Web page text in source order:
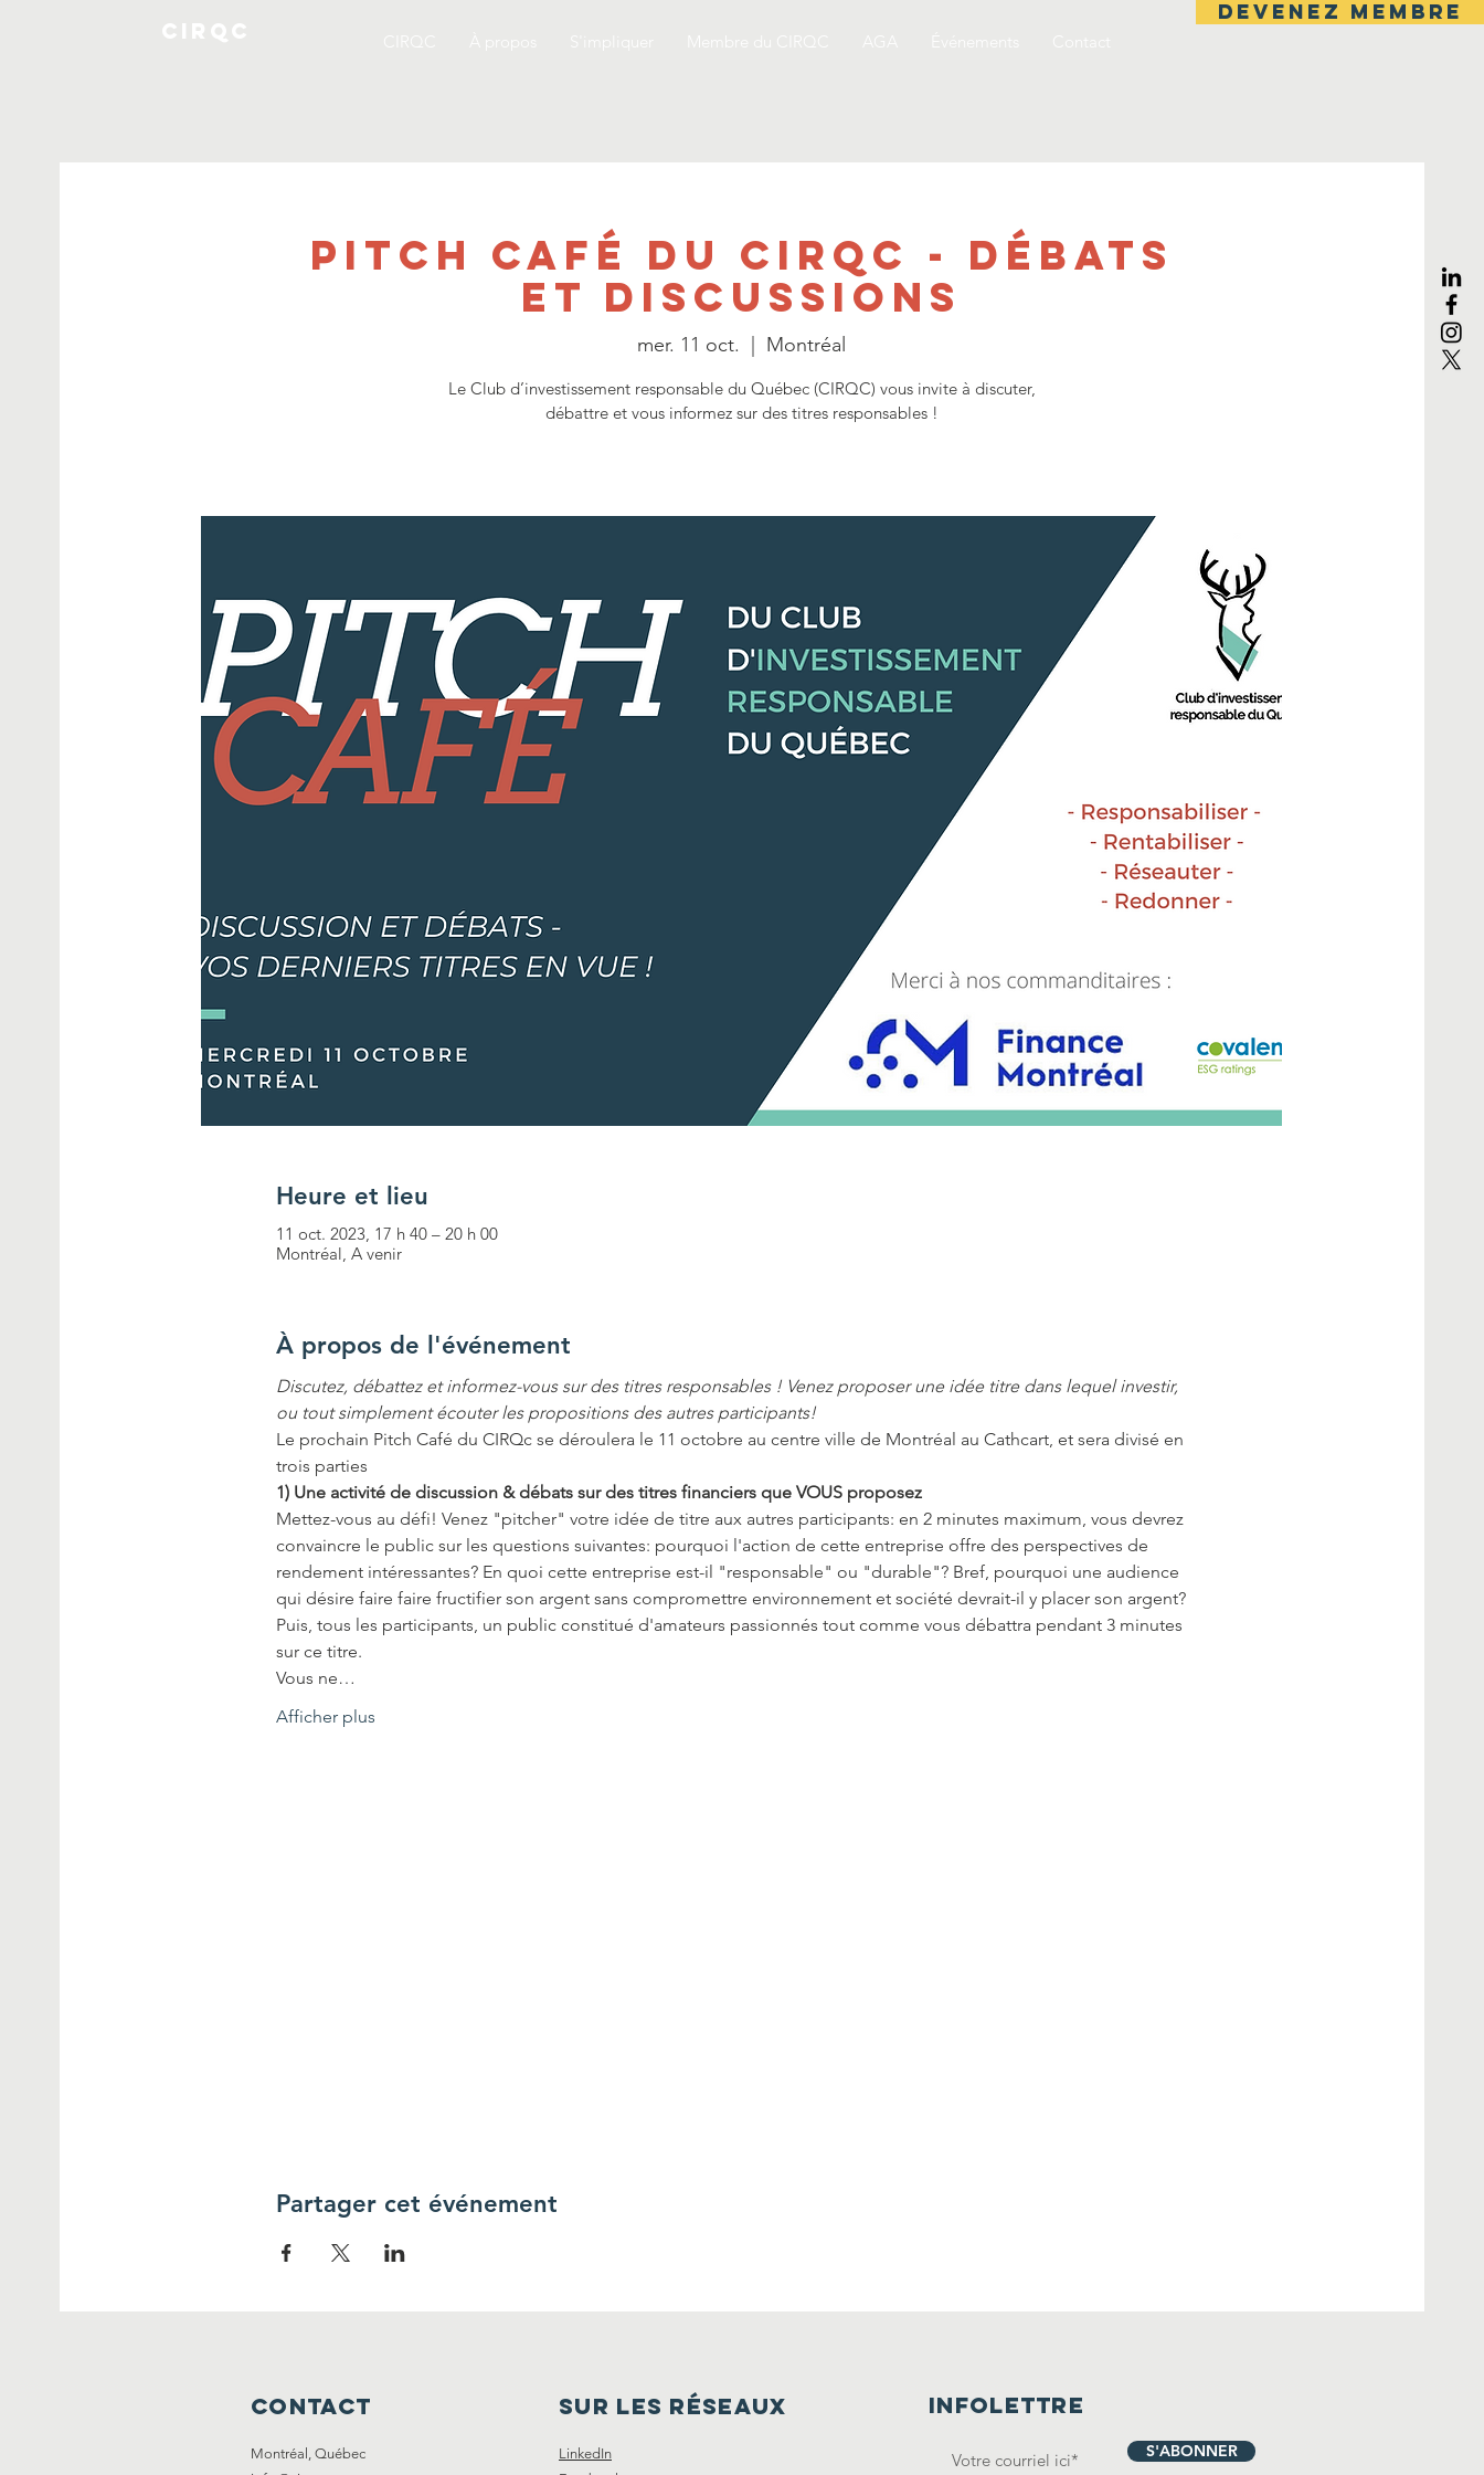
DEVENEZ MEMBRE
Pitch Café du CIRQC - Débats
et discussions
mer. 11 oct. Montréal
Le Club d’investissement responsable du Québec (CIRQC) vous invite à discuter,
débattre et vous informez sur des titres responsables !
Heure et lieu
11 oct. 2023, 17 h 40 – 20 h 00
Montréal, A venir
À propos de l'événement
Discutez, débattez et informez-vous sur des titres responsables ! Venez proposer une idée titre dans lequel investir,
ou tout simplement écouter les propositions des autres participants!
Le prochain Pitch Café du CIRQc se déroulera le 11 octobre au centre ville de Montréal au Cathcart, et sera divisé en
trois parties
1) Une activité de discussion & débats sur des titres financiers que VOUS proposez
Mettez-vous au défi! V﻿enez "pitcher" votre idée de titre aux autres participants: en 2 minutes maximum, vous devrez
convaincre le public sur les questions suivantes: pourquoi l'action de cette entreprise offre des perspectives de
rendement intéressantes? En quoi cette entreprise est-il "responsable" ou "durable"? Bref, pourquoi une audience
qui désire faire faire fructifier son argent sans compromettre environnement et société devrait-il y placer son argent?
Puis, tous les participants, un public constitué d'amateurs passionnés tout comme vous débattra pendant 3 minutes
sur ce titre.
Vous ne…
Afficher plus
Partager cet événement
CONTACT
Montréal, Québec
SUR LES Réseaux
LinkedIn
infolettre
S'ABONNER